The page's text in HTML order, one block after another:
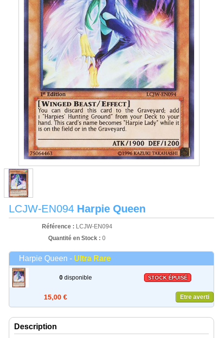
LCJW-EN094 Harpie Queen
Référence : LCJW-EN094
Quantité en Stock : 0
Harpie Queen - Ultra Rare
0 disponible STOCK ÉPUISÉ
15,00 € Etre averti
Description